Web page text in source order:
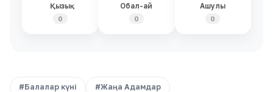
Қызық
0
Обал-ай
0
Ашулы
0
#Балалар күні #Жаңа Адамдар